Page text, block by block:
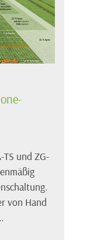
und ZG-
von Hand